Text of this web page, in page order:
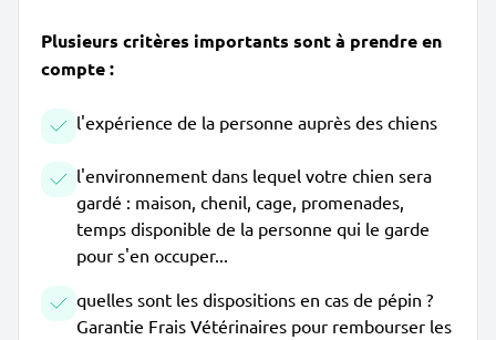
Plusieurs critères importants sont à prendre en
compte :
l'expérience de la personne auprès des chiens
l'environnement dans lequel votre chien sera
gardé : maison, chenil, cage, promenades,
temps disponible de la personne qui le garde
pour s'en occuper...
quelles sont les dispositions en cas de pépin ?
Garantie Frais Vétérinaires pour rembourser les